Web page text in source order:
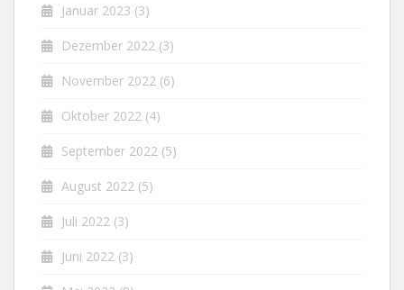
Januar 2023 (3)
Dezember 2022 (3)
November 2022 (6)
Oktober 2022 (4)
September 2022 (5)
August 2022 (5)
Juli 2022 (3)
Juni 2022 (3)